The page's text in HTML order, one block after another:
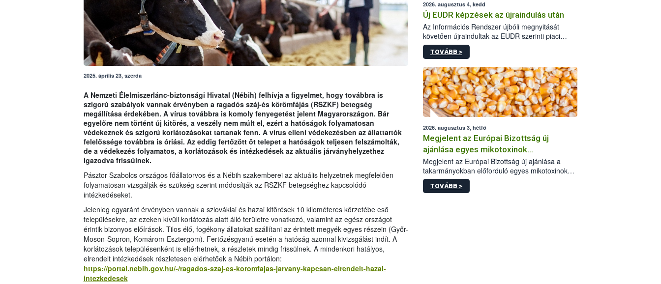
2025. április 23, szerda
A Nemzeti Élelmiszerlánc-biztonsági Hivatal (Nébih) felhívja a figyelmet, hogy továbbra is
szigorú szabályok vannak érvényben a ragadós száj-és körömfájás (RSZKF) betegség
megállítása érdekében. A vírus továbbra is komoly fenyegetést jelent Magyarországon. Bár
egyelőre nem történt új kitörés, a veszély nem múlt el, ezért a hatóságok folyamatosan
védekeznek és szigorú korlátozásokat tartanak fenn. A vírus elleni védekezésben az állattartók
felelőssége továbbra is óriási. Az eddig fertőzött öt telepet a hatóságok teljesen felszámolták,
de a védekezés folyamatos, a korlátozások és intézkedések az aktuális járványhelyzethez
igazodva frissülnek.
Pásztor Szabolcs országos főállatorvos és a Nébih szakemberei az aktuális helyzetnek megfelelően
folyamatosan vizsgálják és szükség szerint módosítják az RSZKF betegséghez kapcsolódó
intézkedéseket.
Jelenleg egyaránt érvényben vannak a szlovákiai és hazai kitörések 10 kilométeres körzetébe eső
településekre, az ezeken kívüli korlátozás alatt álló területre vonatkozó, valamint az egész országot
érintik bizonyos előírások. Tilos élő, fogékony állatokat szállítani az érintett megyék egyes részein (Győr-
Moson-Sopron, Komárom-Esztergom). Fertőzésgyanú esetén a hatóság azonnal kivizsgálást indít. A
korlátozások településenként is eltérhetnek, a részletek mindig frissülnek. A mindenkori hatályos,
elrendelt intézkedések részletesen elérhetőek a Nébih portálon:
https://portal.nebih.gov.hu/-/ragados-szaj-es-koromfajas-jarvany-kapcsan-elrendelt-hazai-
intezkedesek
2026. augusztus 4, kedd
Új EUDR képzések az újraindulás után
Az Információs Rendszer újbóli megnyitását
követően újraindultak az EUDR szerinti piaci
szereplőknek szóló online képzések.
TOVÁBB >
2026. augusztus 3, hétfő
Megjelent az Európai Bizottság új
ajánlása egyes mikotoxinok
takarmányokban való jelenlétéről
Megjelent az Európai Bizottság új ajánlása a
takarmányokban előforduló egyes mikotoxinokkal
kapcsolatban. A dokumentum 2027-től új
irányértékek alkalmazását írja elő, és a jelenleg
TOVÁBB >